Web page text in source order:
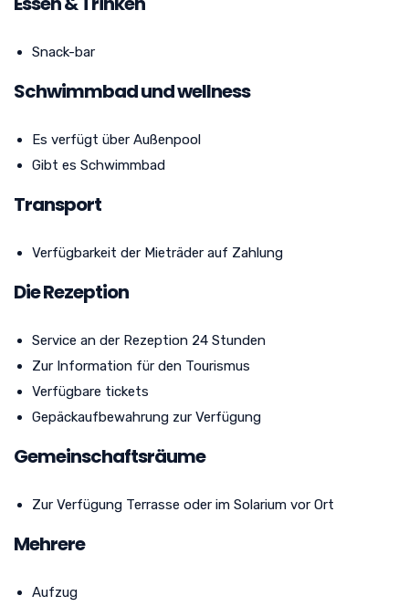
Snack-bar
Schwimmbad und wellness
Es verfügt über Außenpool
Gibt es Schwimmbad
Transport
Verfügbarkeit der Mieträder auf Zahlung
Die Rezeption
Service an der Rezeption 24 Stunden
Zur Information für den Tourismus
Verfügbare tickets
Gepäckaufbewahrung zur Verfügung
Gemeinschaftsräume
Zur Verfügung Terrasse oder im Solarium vor Ort
Mehrere
Aufzug